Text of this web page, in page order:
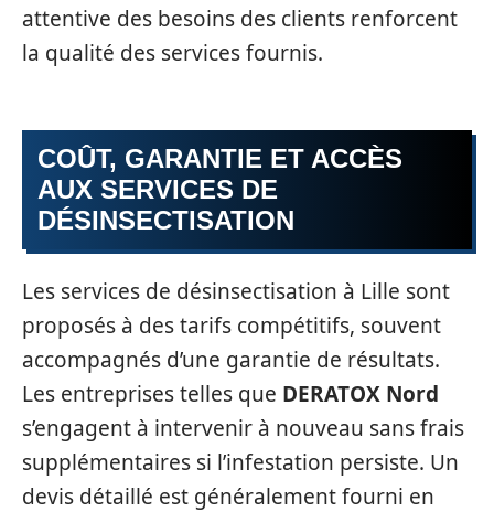
attentive des besoins des clients renforcent
la qualité des services fournis.
COÛT, GARANTIE ET ACCÈS
AUX SERVICES DE
DÉSINSECTISATION
Les services de désinsectisation à Lille sont
proposés à des tarifs compétitifs, souvent
accompagnés d’une garantie de résultats.
Les entreprises telles que DERATOX Nord
s’engagent à intervenir à nouveau sans frais
supplémentaires si l’infestation persiste. Un
devis détaillé est généralement fourni en